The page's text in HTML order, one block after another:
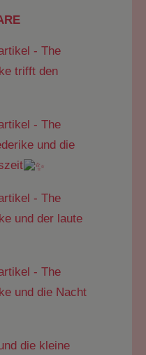
- The
trifft den
- The
und die
- The
und der laute
- The
und die Nacht
die kleine